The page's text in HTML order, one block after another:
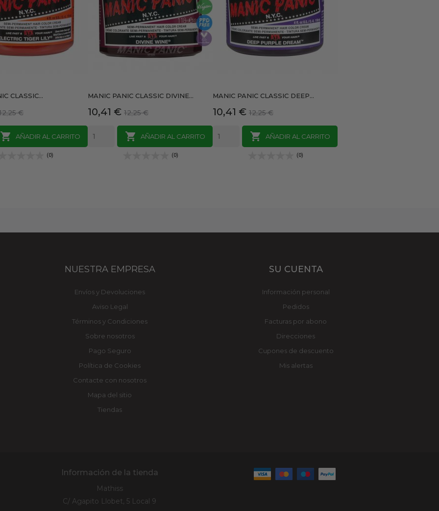
CLASSIC...
€
 AÑADIR AL CARRITO
(0)
MANIC PANIC CLASSIC DIVINE...
Precio
10,41 € Precio
base
12,25 €
 AÑADIR AL CARRITO
(0)
MANIC PANIC CLASSIC DEEP...
Precio
10,41 € Precio
base
12,25 €
 AÑADIR AL CARRITO
(0)
NUESTRA EMPRESA
Envíos y Devoluciones
Aviso Legal
Términos y Condiciones
Sobre nosotros
Pago Seguro
Política de Cookies
Contacte con nosotros
Mapa del sitio
Tiendas
SU CUENTA
Información personal
Pedidos
Facturas por abono
Direcciones
Cupones de descuento
Mis alertas
Información de la tienda
Mathiss
C/ Agapito Llobet, 5 Local 9